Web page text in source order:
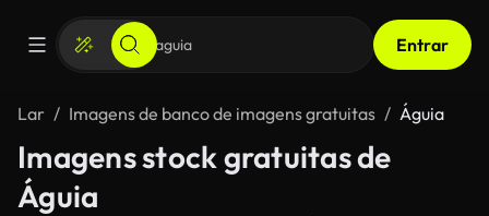
Entrar
Lar Imagens de banco de imagens gratuitas Águia
Imagens stock gratuitas de
Águia